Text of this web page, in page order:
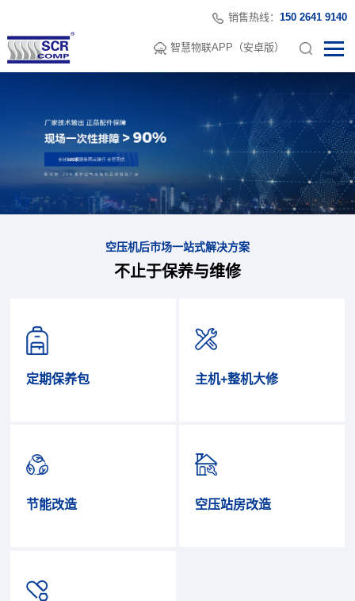
销售热线： 150 2641 9140
智慧物联APP（安卓版）
空压机后市场一站式解决方案
不止于保养与维修
定期保养包 主机+整机大修
节能改造 空压站房改造